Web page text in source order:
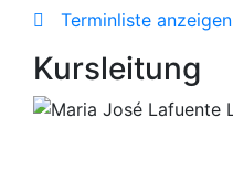
Terminliste anzeigen
Kursleitung